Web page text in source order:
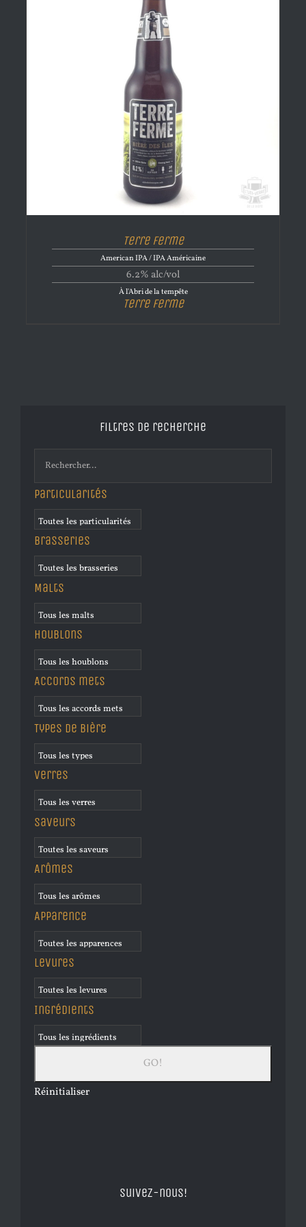
Terre Ferme
American IPA / IPA Américaine
6.2% alc/vol
À l'Abri de la tempête
Terre Ferme
Filtres de recherche
Particularités
Brasseries
Malts
Houblons
Accords mets
Types de bière
Verres
Saveurs
Arômes
Apparence
Levures
Ingrédients
Réinitialiser
Suivez-nous!